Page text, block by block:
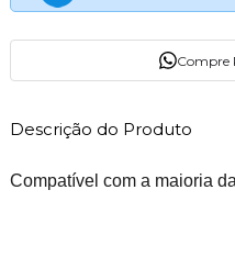
Compre
Descrição do Produto
Compatível com a maioria